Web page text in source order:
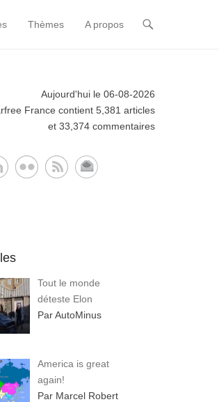
Thèmes A propos
Aujourd'hui le 06-08-2026
France contient 5,381 articles
et 33,374 commentaires
Tout le monde
déteste Elon
Par AutoMinus
America is great
again!
Par Marcel Robert